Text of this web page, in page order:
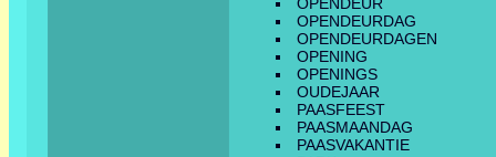
OPENDEURDAG
OPENDEURDAGEN
OPENING
OPENINGS
OUDEJAAR
PAASFEEST
PAASMAANDAG
PAASVAKANTIE